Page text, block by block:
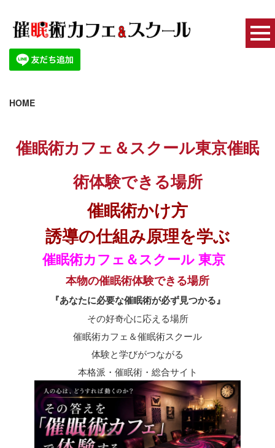
HOME
催眠術カフェ＆スクール東京催眠
術体験できる場所
催眠術かけ方
誘導の仕組み原理を学ぶ
催眠術カフェ＆スクール 東京
本物の催眠術体験できる場所
『あなたに必要な催眠術が必ず見つかる』
その好奇心に応える場所
催眠術カフェ＆催眠術スクール
体験と学びがつながる
本格派・催眠術・総合サイト